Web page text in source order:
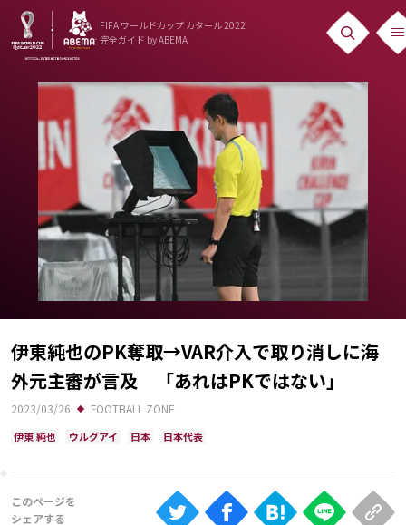
FIFA ワールドカップ カタール 2022
完全ガイド by ABEMA
ニュース
News
出場国
Teams
日本代表
Team Japan
日程・結果
Schedule
ランキング
Ranking
伊東純也のPK奪取→VAR介入で取り消しに海
外元主審が言及 「あれはPKではない」
2023/03/26 FOOTBALL ZONE
伊東 純也 ウルグアイ 日本 日本代表